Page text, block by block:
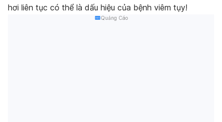
hơi liên tục có thể là dấu hiệu của bệnh viêm tụy!
Quảng Cáo